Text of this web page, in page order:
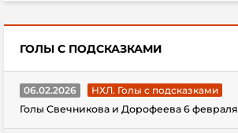
ГОЛЫ С ПОДСКАЗКАМИ
06.02.2026
НХЛ. Голы с подсказками
Голы Свечникова и Дорофеева 6 февраля